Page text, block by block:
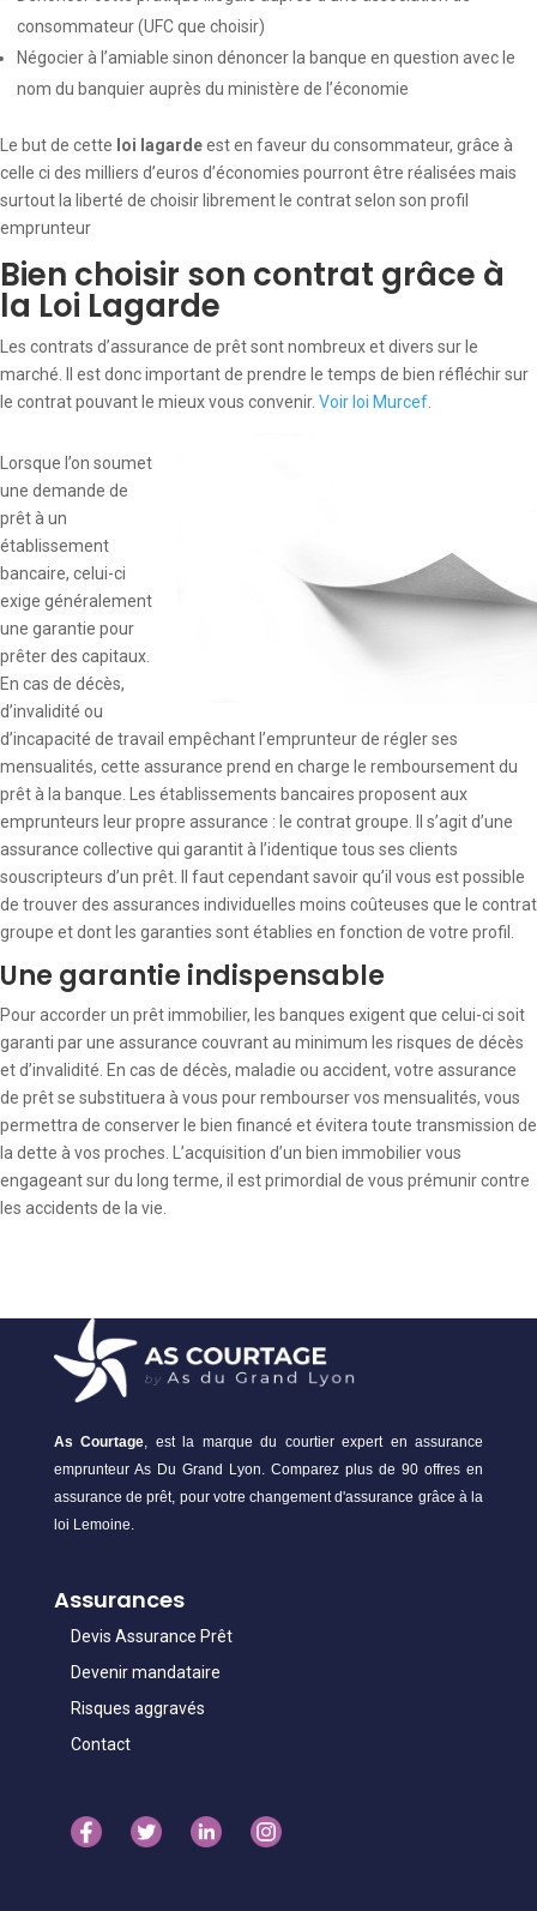
consommateur (UFC que choisir)
Négocier à l’amiable sinon dénoncer la banque en question avec le
nom du banquier auprès du ministère de l’économie
Le but de cette loi lagardeest en faveur du consommateur, grâce à
celle ci des milliers d’euros d’économies pourront être réalisées mais
surtout la liberté de choisir librement le contrat selon son profil
emprunteur
Bien choisir son contrat grâce à
la Loi Lagarde
Les contrats d’assurance de prêt sont nombreux et divers sur le
marché. Il est donc important de prendre le temps de bien réfléchir sur
le contrat pouvant le mieux vous convenir. Voir loi Murcef
Lorsque l’on soumet
une demande de
prêt à un
établissement
bancaire, celui-ci
exige généralement
une garantie pour
prêter des capitaux.
En cas de décès,
d’invalidité ou
d’incapacité de travail empêchant l’emprunteur de régler ses
mensualités, cette assurance prend en charge le remboursement du
prêt à la banque. Les établissements bancaires proposent aux
emprunteurs leur propre assurance : le contrat groupe. Il s’agit d’une
assurance collective qui garantit à l’identique tous ses clients
souscripteurs d’un prêt. Il faut cependant savoir qu’il vous est possible
de trouver des assurances individuelles moins coûteuses que le contrat
groupe et dont les garanties sont établies en fonction de votre profil.
Une garantie indispensable
Pour accorder un prêt immobilier, les banques exigent que celui-ci soit
garanti par une assurance couvrant au minimum les risques de décès
et d’invalidité. En cas de décès, maladie ou accident, votre assurance
de prêt se substituera à vous pour rembourser vos mensualités, vous
permettra de conserver le bien financé et évitera toute transmission de
la dette à vos proches. L’acquisition d’un bien immobilier vous
engageant sur du long terme, il est primordial de vous prémunir contre
les accidents de la vie.
As Courtage, est la marque du courtier expert en assurance
emprunteur As Du Grand Lyon. Comparez plus de 90 offres en
assurance de prêt, pour votre changement d'assurance grâce à la
loi Lemoine.
Assurances
Devis Assurance Prêt
Devenir mandataire
Risques aggravés
Contact